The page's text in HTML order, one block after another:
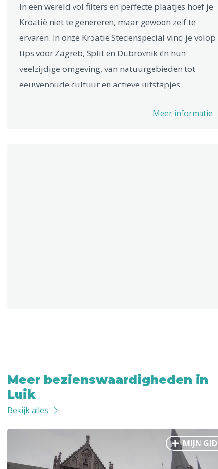
In een wereld vol filters en perfecte plaatjes hoef je
Kroatië niet te genereren, maar gewoon zelf te
ervaren. In onze Kroatië Stedenspecial vind je volop
tips voor Zagreb, Split en Dubrovnik én hun
veelzijdige omgeving, van natuurgebieden tot
eeuwenoude cultuur en actieve uitstapjes.
Meer informatie
Meer bezienswaardigheden in
Luik
Bekijk alles
MIJN